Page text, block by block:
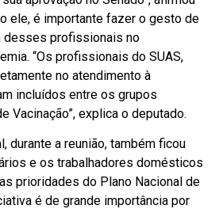
ele, é importante fazer o gesto de
desses profissionais no
“Os profissionais do SUAS,
no atendimento à
incluídos entre os grupos
Vacinação”, explica o deputado.
durante a reunião, também ficou
e os trabalhadores domésticos
prioridades do Plano Nacional de
é de grande importância por